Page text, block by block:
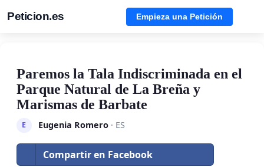
Peticion.es Empieza una Petición
Paremos la Tala Indiscriminada en el
Parque Natural de La Breña y
Marismas de Barbate
E Eugenia Romero· ES
Compartir en Facebook